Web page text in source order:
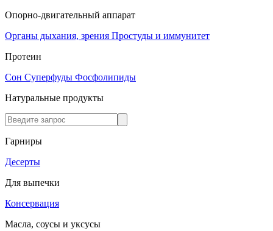
Опорно-двигательный аппарат
Органы дыхания, зрения Простуды и иммунитет
Протеин
Сон Суперфуды Фосфолипиды
Натуральные продукты
Гарниры
Десерты
Для выпечки
Консервация
Масла, соусы и уксусы